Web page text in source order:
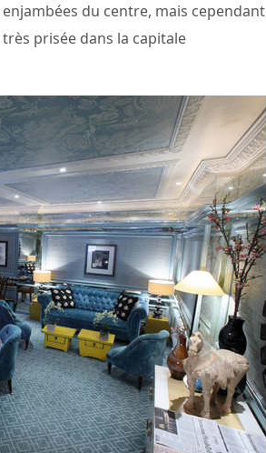
du centre, mais cependant
prisée dans la capitale